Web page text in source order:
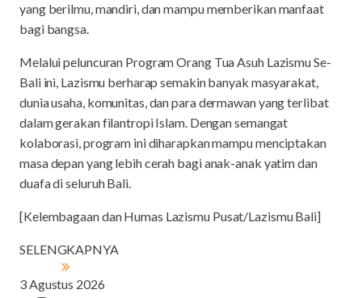
yang berilmu, mandiri, dan mampu memberikan manfaat
bagi bangsa.
Melalui peluncuran Program Orang Tua Asuh Lazismu Se-
Bali ini, Lazismu berharap semakin banyak masyarakat,
dunia usaha, komunitas, dan para dermawan yang terlibat
dalam gerakan filantropi Islam. Dengan semangat
kolaborasi, program ini diharapkan mampu menciptakan
masa depan yang lebih cerah bagi anak-anak yatim dan
duafa di seluruh Bali.
[Kelembagaan dan Humas Lazismu Pusat/Lazismu Bali]
SELENGKAPNYA
3 Agustus 2026